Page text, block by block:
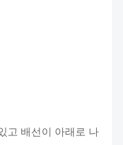
고 배선이 아래로 나